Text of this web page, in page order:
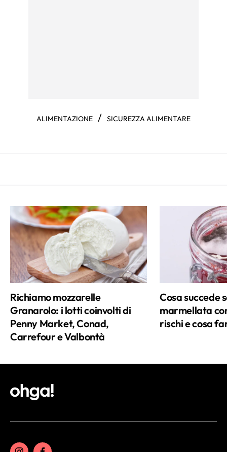
ALIMENTAZIONE / SICUREZZA ALIMENTARE
Richiamo mozzarelle
Granarolo: i lotti coinvolti di
Penny Market, Conad,
Carrefour e Valbontà
Cosa succede
marmellata
rischi e cosa